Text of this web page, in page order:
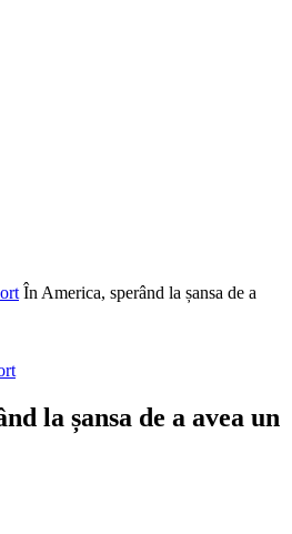
În America, sperând la șansa de a
la șansa de a avea un